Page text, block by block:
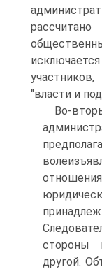
"власти и
Во-
стороны
другой.